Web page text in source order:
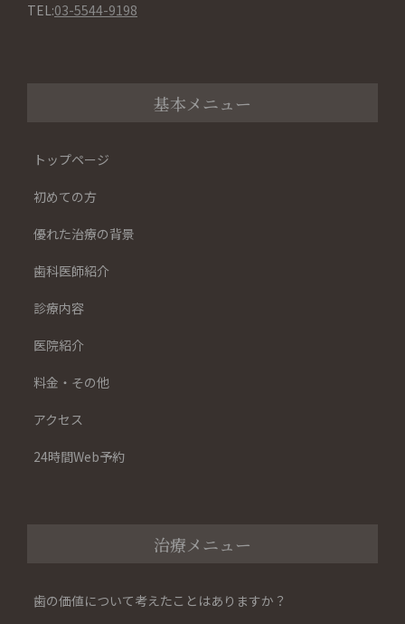
TEL:03-5544-9198
基本メニュー
トップページ
初めての方
優れた治療の背景
歯科医師紹介
診療内容
医院紹介
料金・その他
アクセス
24時間Web予約
治療メニュー
歯の価値について考えたことはありますか？